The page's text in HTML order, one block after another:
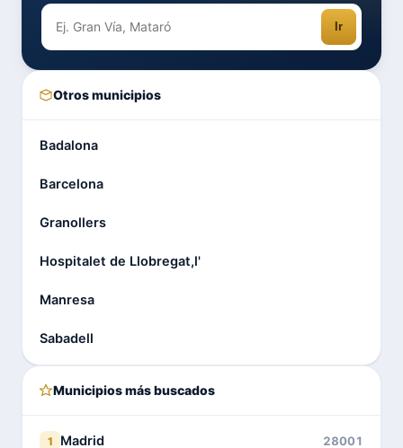
Ir
Otros municipios
Badalona
Barcelona
Granollers
Hospitalet de Llobregat,l'
Manresa
Sabadell
Municipios más buscados
1 Madrid 28001